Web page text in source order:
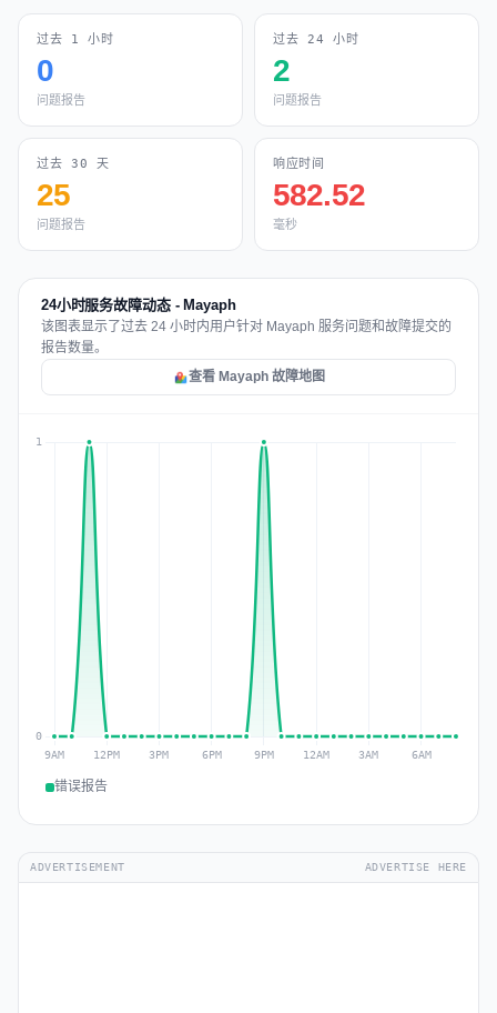
过去 1 小时
0
问题报告
过去 24 小时
2
问题报告
过去 30 天
25
问题报告
响应时间
582.52
毫秒
24小时服务故障动态 - Mayaph
该图表显示了过去 24 小时内用户针对 Mayaph 服务问题和故障提交的
报告数量。
查看 Mayaph 故障地图
错误报告
ADVERTISEMENT ADVERTISE HERE